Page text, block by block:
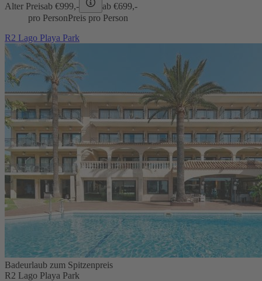
Alter Preisab €999,- ab €699,-
pro PersonPreis pro Person
R2 Lago Playa Park
Badeurlaub zum Spitzenpreis
R2 Lago Playa Park